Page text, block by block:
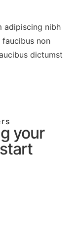
adipiscing nibh
non
dictumst
your